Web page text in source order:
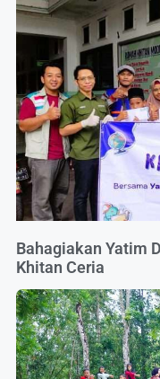
Bahagiakan Yatim
Khitan Ceria